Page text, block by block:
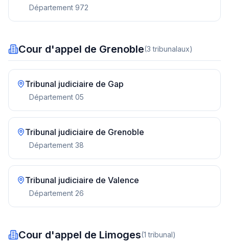
Département 972
Cour d'appel de Grenoble(3 tribunalaux)
Tribunal judiciaire de Gap
Département 05
Tribunal judiciaire de Grenoble
Département 38
Tribunal judiciaire de Valence
Département 26
Cour d'appel de Limoges(1 tribunal)